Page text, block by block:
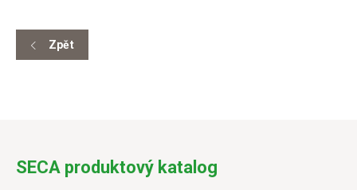
Zpět
SECA produktový katalog